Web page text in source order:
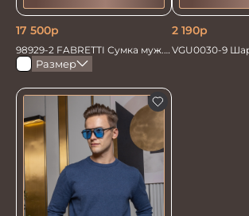
17 500р
98929-2 FABRETTI Сумка муж.
нат. кожа
2 190р
VGU0030-9
Размер